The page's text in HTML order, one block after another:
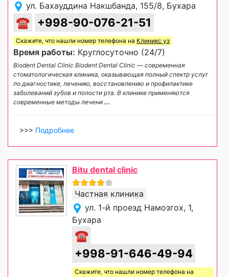
ул. Бахауддина Накшбанда, 155/8, Бухара
☎ +998-90-076-21-51
Скажите, что нашли номер телефона на Клиникс уз
Время работы: Круглосуточно (24/7)
Biodent Dental Clinic Biodent Dental Clinic — современная
стоматологическая клиника, оказывающая полный спектр услуг
по диагностике, лечению, восстановлению и профилактике
заболеваний зубов и полости рта. В клинике применяются
современные методы лечени ...
>>> Подробнее
Bitu dental clinic
Частная клиника
ул. 1-й проезд Намозгох, 1,
Бухара
☎
+998-91-646-49-94
Скажите, что нашли номер телефона на